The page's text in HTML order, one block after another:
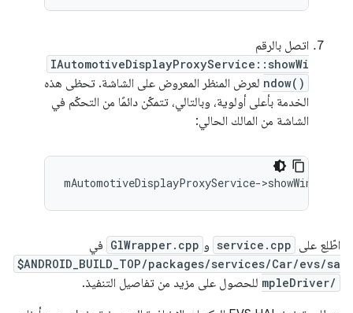
اتصل بالرقم
IAutomotiveDisplayProxyService::showWi
ndow() لعرض المنظر المعروض على الشاشة. تحظى هذه
الخدمة بأعلى أولوية، وبالتالي، تتمكّن دائمًا من التحكّم في
الشاشة من المالك الحالي:
mAutomotiveDisplayProxyService->showWindow();
اطّلِع على service.cpp و GlWrapper.cpp في
$ANDROID_BUILD_TOP/packages/services/Car/evs/sa
mpleDriver/ للحصول على مزيد من تفاصيل التنفيذ.